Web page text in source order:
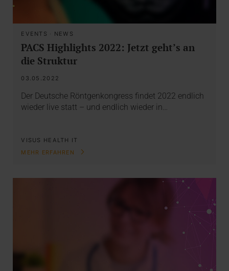
EVENTS · NEWS
PACS Highlights 2022: Jetzt geht’s an
die Struktur
03.05.2022
Der Deutsche Röntgenkongress findet 2022 endlich
wieder live statt – und endlich wieder in…
VISUS HEALTH IT
MEHR ERFAHREN